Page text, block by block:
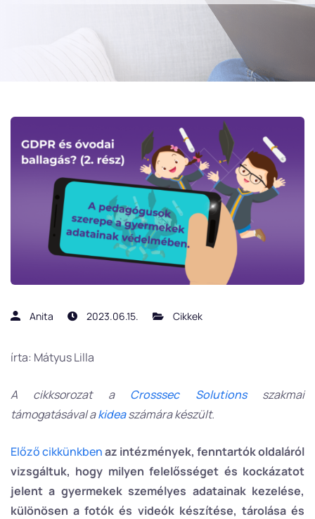
Anita 2023.06.15. Cikkek
írta: Mátyus Lilla
A cikksorozat a Crosssec Solutionsszakmai
támogatásával akideaszámára készült.
Előző cikkünkbenaz intézmények, fenntartók oldaláról
vizsgáltuk, hogy milyen felelősséget és kockázatot
jelent a gyermekek személyes adatainak kezelése,
különösen a fotók és videók készítése, tárolása és